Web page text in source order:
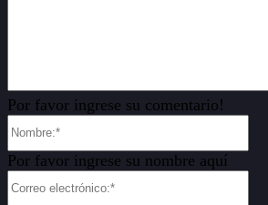
Por favor ingrese su comentario!
Por favor ingrese su nombre aquí